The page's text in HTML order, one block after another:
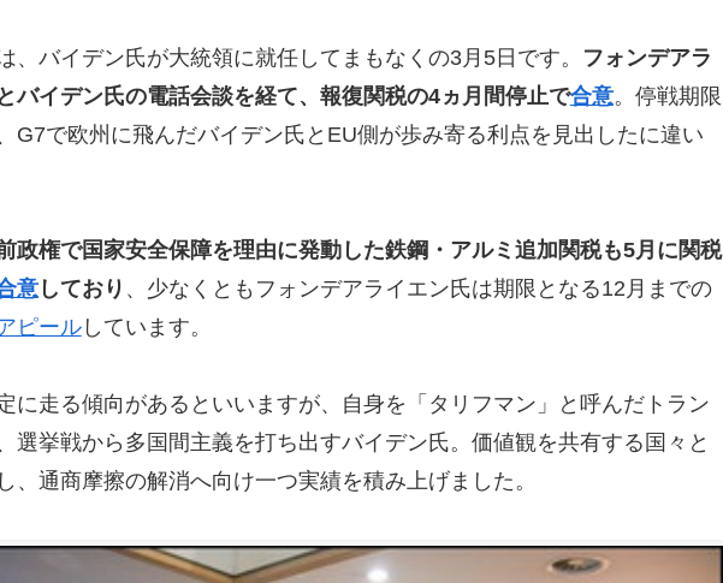
、バイデン氏が大統領に就任してまもなくの3月5日です。
フォンデアラ
バイデン氏の電話会談を経て、報復関税の4ヵ月間停止で合意。停戦期限
G7で欧州に飛んだバイデン氏とEU側が歩み寄る利点を見出したに違い
政権で国家安全保障を理由に発動した鉄鋼・アルミ追加関税も5月に関税
意しており 、少なくともフォンデアライエン氏は期限となる12月までの
ピールしています。
に走る傾向があるといいますが、自身を「タリフマン」と呼んだトラン
選挙戦から多国間主義を打ち出すバイデン氏。価値観を共有する国々と
、通商摩擦の解消へ向け一つ実績を積み上げました。